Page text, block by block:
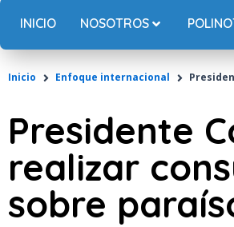
INICIO NOSOTROS
Inicio Enfoque internacional
Presidente
realizar
sobre